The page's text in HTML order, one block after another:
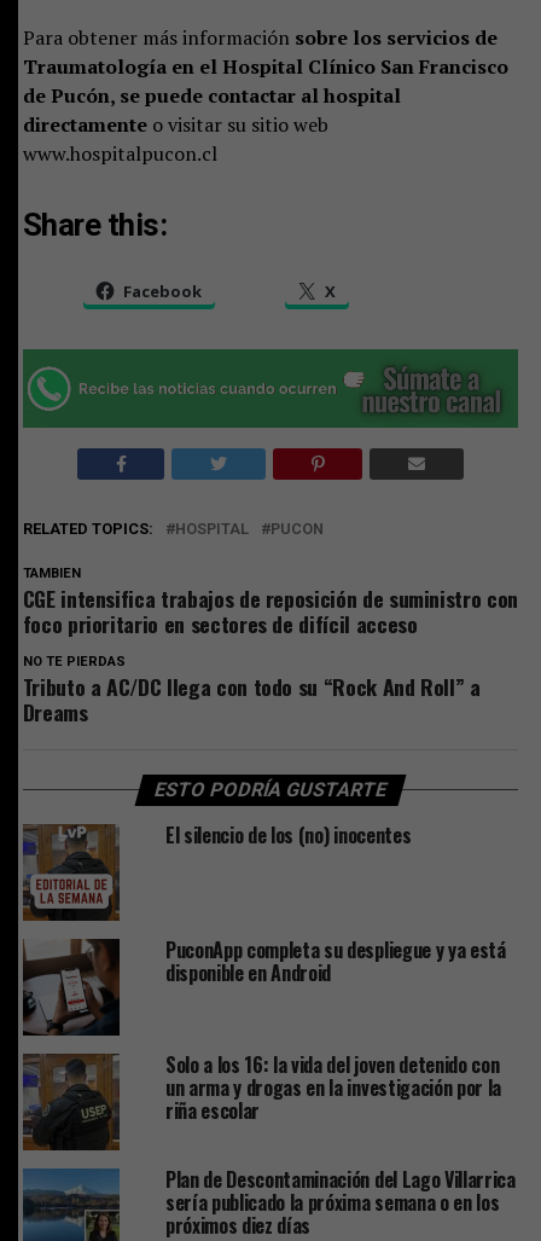
Para obtener más informaciónsobre los servicios de
Traumatología en el Hospital Clínico San Francisco
de Pucón, se puede contactar al hospital
directamenteo visitar su sitio web
www.hospitalpucon.cl
Share this:
Facebook X
RELATED TOPICS: HOSPITAL PUCON
TAMBIEN
CGE intensifica trabajos de reposición de suministro con
foco prioritario en sectores de difícil acceso
NO TE PIERDAS
Tributo a AC/DC llega con todo su “Rock And Roll” a
Dreams
ESTO PODRÍA GUSTARTE
El silencio de los (no) inocentes
PuconApp completa su despliegue y ya está
disponible en Android
Solo a los 16: la vida del joven detenido con
un arma y drogas en la investigación por la
riña escolar
Plan de Descontaminación del Lago Villarrica
sería publicado la próxima semana o en los
próximos diez días